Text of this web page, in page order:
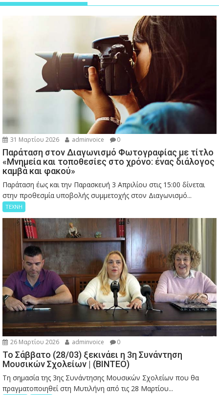
31 Μαρτίου 2026 adminvoice 0
Παράταση στον Διαγωνισμό Φωτογραφίας με τίτλο
«Μνημεία και τοποθεσίες στο χρόνο: ένας διάλογος
καμβά και φακού»
Παράταση έως και την Παρασκευή 3 Απριλίου στις 15:00 δίνεται
στην προθεσμία υποβολής συμμετοχής στον Διαγωνισμό...
ΤΕΧΝΗ
26 Μαρτίου 2026 adminvoice 0
Το Σάββατο (28/03) ξεκινάει η 3η Συνάντηση
Μουσικών Σχολείων | (ΒΙΝΤΕΟ)
Τη σημασία της 3ης Συνάντησης Μουσικών Σχολείων που θα
πραγματοποιηθεί στη Μυτιλήνη από τις 28 Μαρτίου...